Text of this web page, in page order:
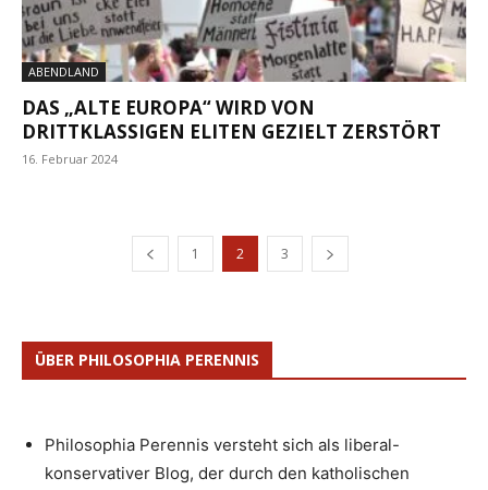
ABENDLAND
DAS „ALTE EUROPA“ WIRD VON
DRITTKLASSIGEN ELITEN GEZIELT ZERSTÖRT
16. Februar 2024
1 2 3
ÜBER PHILOSOPHIA PERENNIS
Philosophia Perennis versteht sich als liberal-
konservativer Blog, der durch den katholischen